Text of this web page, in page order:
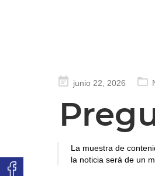
Publicadojunio 22, 2026
La muestra de
la noticia será de un